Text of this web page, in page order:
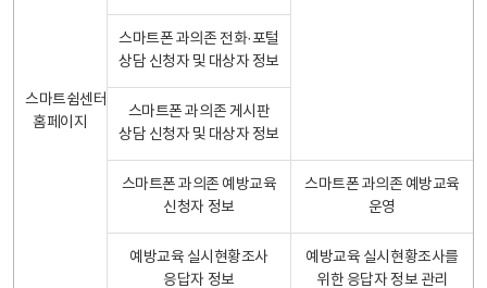
스마트쉼센터
홈페이지
스마트폰 과의존 전화·포털
상담 신청자 및 대상자 정보
스마트폰 과의존 게시판
상담 신청자 및 대상자 정보
스마트폰 과의존 예방교육
신청자 정보
스마트폰 과의존 예방교육
운영
예방교육 실시현황조사
응답자 정보
예방교육 실시현황조사를
위한 응답자 정보 관리